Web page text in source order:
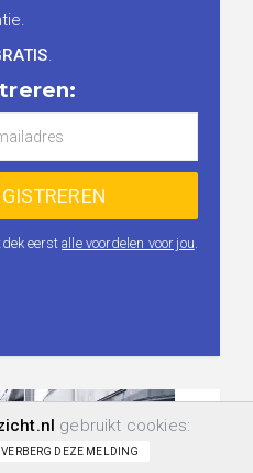
.
eerstalle voordelen voor jou.
gebruikt cookies:
VERBERG DEZE MELDING